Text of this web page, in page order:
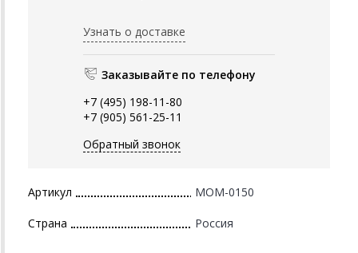
Узнать о доставке
Заказывайте по телефону
+7 (495) 198-11-80
+7 (905) 561-25-11
Обратный звонок
Артикул MOM-0150
Страна Россия